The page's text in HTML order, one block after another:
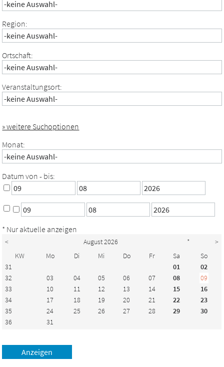
Region:
Ortschaft:
Veranstaltungsort:
» weitere Suchoptionen
Monat:
Datum von - bis:
* Nur aktuelle anzeigen
< August 2026 *
>
KW
Mo Di Mi Do Fr Sa
So
31
01
02
32
03 04 05 06 07 08
09
33
10 11 12 13 14 15
16
34
17 18 19 20 21 22
23
35
24 25 26 27 28 29
30
36
31